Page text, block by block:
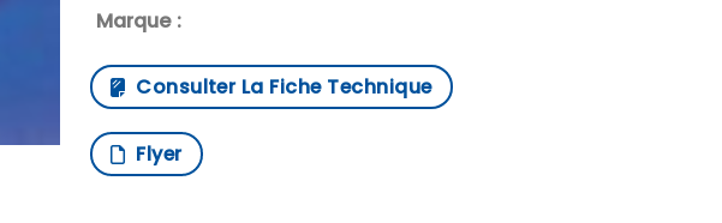
Marque :
Consulter La Fiche Technique
Flyer